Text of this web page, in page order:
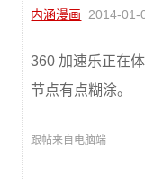
内涵漫画 2014-01-
360 加速乐正在
节点有点糊涂。
跟帖来自电脑端